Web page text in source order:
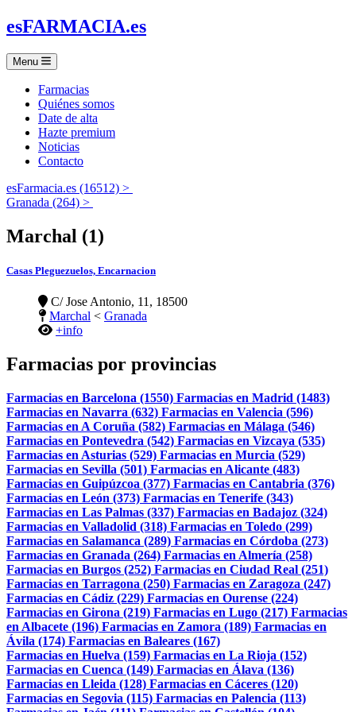
esFARMACIA.es
Menu
Farmacias
Quiénes somos
Date de alta
Hazte premium
Noticias
Contacto
esFarmacia.es (16512) >
Granada (264) >
Marchal (1)
Casas Pleguezuelos, Encarnacion
C/ Jose Antonio, 11, 18500
Marchal < Granada
+info
Farmacias por provincias
Farmacias en Barcelona (1550) Farmacias en Madrid (1483)
Farmacias en Navarra (632) Farmacias en Valencia (596)
Farmacias en A Coruña (582) Farmacias en Málaga (546)
Farmacias en Pontevedra (542) Farmacias en Vizcaya (535)
Farmacias en Asturias (529) Farmacias en Murcia (529)
Farmacias en Sevilla (501) Farmacias en Alicante (483)
Farmacias en Guipúzcoa (377) Farmacias en Cantabria (376)
Farmacias en León (373) Farmacias en Tenerife (343)
Farmacias en Las Palmas (337) Farmacias en Badajoz (324)
Farmacias en Valladolid (318) Farmacias en Toledo (299)
Farmacias en Salamanca (289) Farmacias en Córdoba (273)
Farmacias en Granada (264) Farmacias en Almería (258)
Farmacias en Burgos (252) Farmacias en Ciudad Real (251)
Farmacias en Tarragona (250) Farmacias en Zaragoza (247)
Farmacias en Cádiz (229) Farmacias en Ourense (224)
Farmacias en Girona (219) Farmacias en Lugo (217) Farmacias
en Albacete (196) Farmacias en Zamora (189) Farmacias en
Ávila (174) Farmacias en Baleares (167)
Farmacias en Huelva (159) Farmacias en La Rioja (152)
Farmacias en Cuenca (149) Farmacias en Álava (136)
Farmacias en Lleida (128) Farmacias en Cáceres (120)
Farmacias en Segovia (115) Farmacias en Palencia (113)